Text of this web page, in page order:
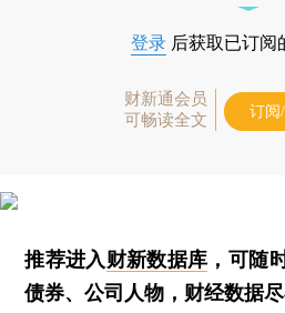
登录 后获取已订阅
财新通会员
可畅读全文
订阅
推荐进入财新数据库 ，可随
债券、公司人物，财经数据尽